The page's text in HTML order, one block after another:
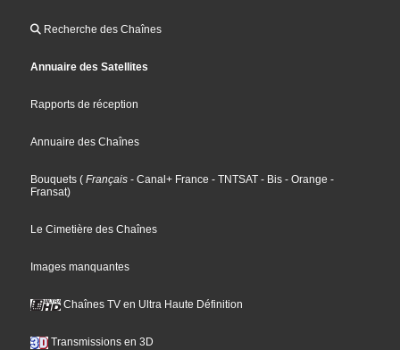
Recherche des Chaînes
Annuaire des Satellites
Rapports de réception
Annuaire des Chaînes
Bouquets ( Français - Canal+ France - TNTSAT - Bis - Orange -
Fransat)
Le Cimetière des Chaînes
Images manquantes
Chaînes TV en Ultra Haute Définition
Transmissions en 3D